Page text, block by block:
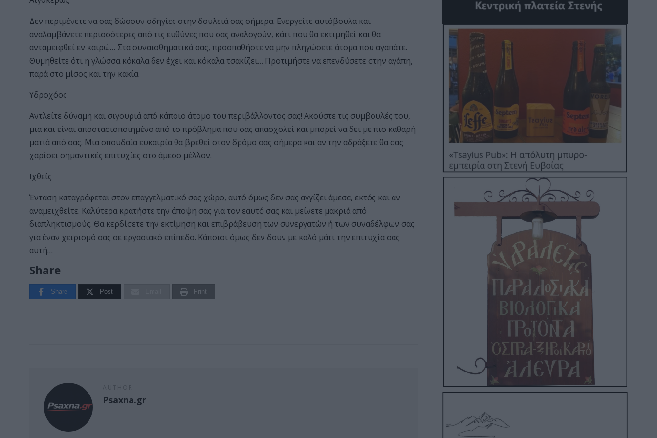
Δεν περιμένετε να σας δώσουν οδηγίες στην δουλειά σας σήμερα. Ενεργείτε αυτόβουλα και
αναλαμβάνετε περισσότερες από τις ευθύνες που σας αναλογούν, κάτι που θα εκτιμηθεί και θα
ανταμειφθεί εν καιρώ… Στα συναισθηματικά σας, προσπαθήστε να μην πληγώσετε άτομα που αγαπάτε.
Θυμηθείτε ότι η γλώσσα κόκαλα δεν έχει και κόκαλα τσακίζει… Προτιμήστε να επενδύσετε στην αγάπη,
παρά στο μίσος και την κακία.
Υδροχόος
Αντλείτε δύναμη και σιγουριά από κάποιο άτομο του περιβάλλοντος σας! Ακούστε τις συμβουλές του,
μια και είναι αποστασιοποιημένο από το πρόβλημα που σας απασχολεί και μπορεί να δει με πιο καθαρή
ματιά από σας. Μια σπουδαία ευκαιρία θα βρεθεί στον δρόμο σας σήμερα και αν την αδράξετε θα σας
χαρίσει σημαντικές επιτυχίες στο άμεσο μέλλον.
Ιχθείς
Ένταση καταγράφεται στον επαγγελματικό σας χώρο, αυτό όμως δεν σας αγγίζει άμεσα, εκτός και αν
αναμειχθείτε. Καλύτερα κρατήστε την άποψη σας για τον εαυτό σας και μείνετε μακριά από
διαπληκτισμούς. Θα κερδίσετε την εκτίμηση και επιβράβευση των συνεργατών ή των συναδέλφων σας
για έναν χειρισμό σας σε εργασιακό επίπεδο. Κάποιοι όμως δεν δουν με καλό μάτι την επιτυχία σας
αυτή…
Share
Share Post Print
Psaxna.gr